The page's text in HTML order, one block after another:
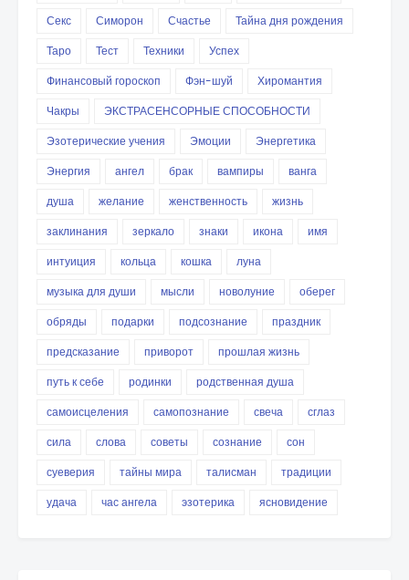
Секс
Симорон Счастье
Тайна дня рождения
Таро
Тест Техники
Успех
Финансовый гороскоп
Фэн-шуй
Хиромантия
Чакры
ЭКСТРАСЕНСОРНЫЕ СПОСОБНОСТИ
Эзотерические учения
Эмоции
Энергетика
Энергия
ангел брак вампиры
ванга
душа
желание женственность
жизнь
заклинания
зеркало знаки икона
имя
интуиция
кольца кошка
луна
музыка для души
мысли новолуние
оберег
обряды
подарки подсознание
праздник
предсказание
приворот
прошлая жизнь
путь к себе
родинки
родственная душа
самоисцеления
самопознание свеча
сглаз
сила
слова советы сознание
сон
суеверия
тайны мира талисман
традиции
удача
час ангела эзотерика ясновидение